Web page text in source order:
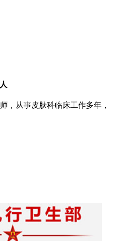
，从事皮肤科临床工作多年，